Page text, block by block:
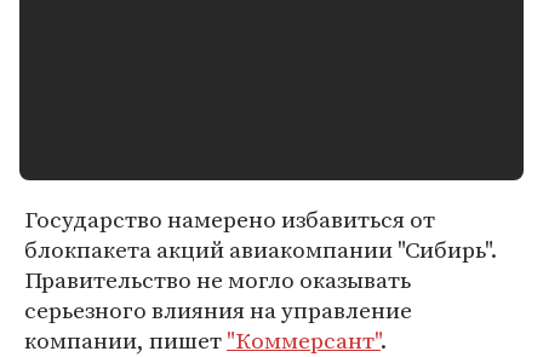
Государство намерено избавиться от
блокпакета акций авиакомпании "Сибирь".
Правительство не могло оказывать
серьезного влияния на управление
компании, пишет"Коммерсант".